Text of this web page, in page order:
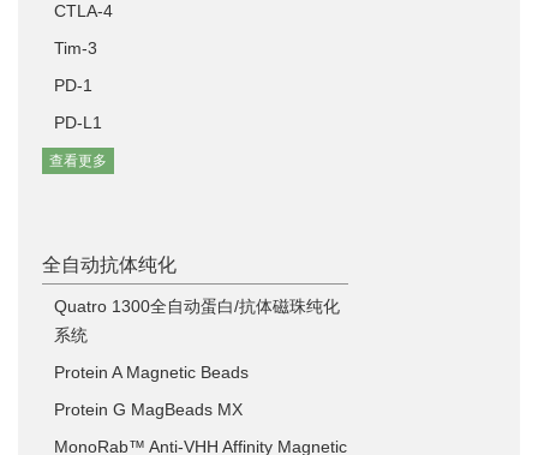
CTLA-4
Tim-3
PD-1
PD-L1
查看更多
全自动抗体纯化
Quatro 1300全自动蛋白/抗体磁珠纯化
系统
Protein A Magnetic Beads
Protein G MagBeads MX
MonoRab™ Anti-VHH Affinity Magnetic